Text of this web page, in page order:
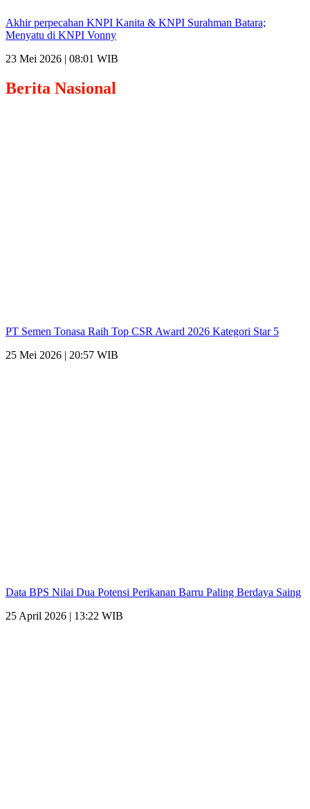
Akhir perpecahan KNPI Kanita & KNPI Surahman Batara;
Menyatu di KNPI Vonny
23 Mei 2026 | 08:01 WIB
Berita Nasional
PT Semen Tonasa Raih Top CSR Award 2026 Kategori Star 5
25 Mei 2026 | 20:57 WIB
Data BPS Nilai Dua Potensi Perikanan Barru Paling Berdaya Saing
25 April 2026 | 13:22 WIB